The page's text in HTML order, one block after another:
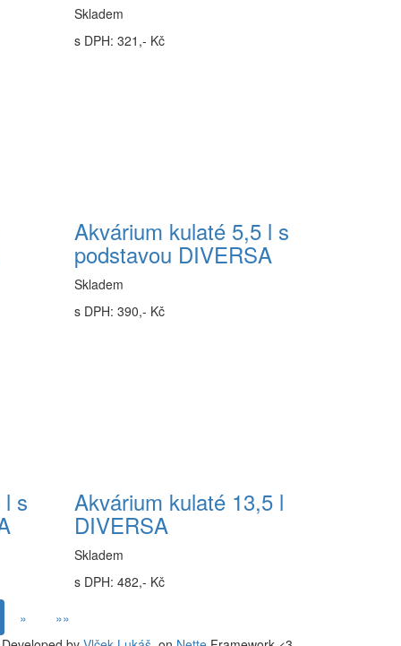
Skladem
s DPH: 321,- Kč
Akvárium kulaté 5,5 l s
podstavou DIVERSA
Skladem
s DPH: 390,- Kč
s Akvárium kulaté 13,5 l
DIVERSA
Skladem
s DPH: 482,- Kč
»
»»